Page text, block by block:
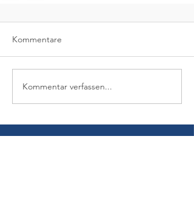
Kommentare
Kommentar verfassen...